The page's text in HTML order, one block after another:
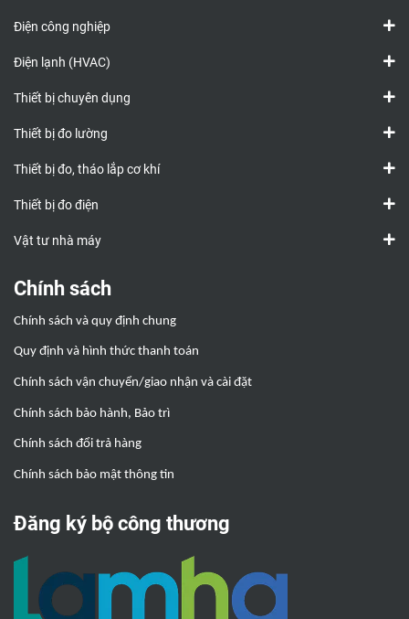
Điện công nghiệp
Điện lạnh (HVAC)
Thiết bị chuyên dụng
Thiết bị đo lường
Thiết bị đo, tháo lắp cơ khí
Thiết bị đo điện
Vật tư nhà máy
Chính sách
Chính sách và quy định chung
Quy định và hình thức thanh toán
Chính sách vận chuyển/giao nhận và cài đặt
Chính sách bảo hành, Bảo trì
Chính sách đổi trả hàng
Chính sách bảo mật thông tin
Đăng ký bộ công thương